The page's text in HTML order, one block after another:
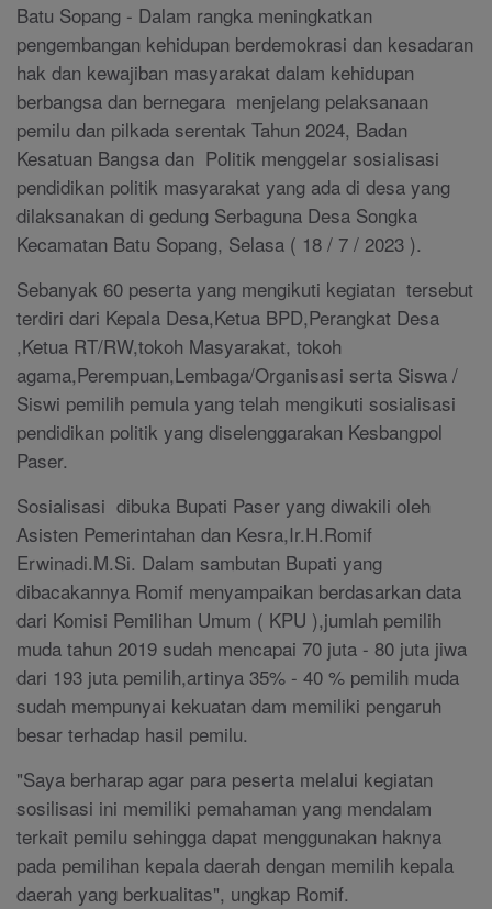
Batu Sopang - Dalam rangka meningkatkan
pengembangan kehidupan berdemokrasi dan kesadaran
hak dan kewajiban masyarakat dalam kehidupan
berbangsa dan bernegara menjelang pelaksanaan
pemilu dan pilkada serentak Tahun 2024, Badan
Kesatuan Bangsa dan Politik menggelar sosialisasi
pendidikan politik masyarakat yang ada di desa yang
dilaksanakan di gedung Serbaguna Desa Songka
Kecamatan Batu Sopang, Selasa ( 18 / 7 / 2023 ).
Sebanyak 60 peserta yang mengikuti kegiatan tersebut
terdiri dari Kepala Desa,Ketua BPD,Perangkat Desa
,Ketua RT/RW,tokoh Masyarakat, tokoh
agama,Perempuan,Lembaga/Organisasi serta Siswa /
Siswi pemilih pemula yang telah mengikuti sosialisasi
pendidikan politik yang diselenggarakan Kesbangpol
Paser.
Sosialisasi dibuka Bupati Paser yang diwakili oleh
Asisten Pemerintahan dan Kesra,Ir.H.Romif
Erwinadi.M.Si. Dalam sambutan Bupati yang
dibacakannya Romif menyampaikan berdasarkan data
dari Komisi Pemilihan Umum ( KPU ),jumlah pemilih
muda tahun 2019 sudah mencapai 70 juta - 80 juta jiwa
dari 193 juta pemilih,artinya 35% - 40 % pemilih muda
sudah mempunyai kekuatan dam memiliki pengaruh
besar terhadap hasil pemilu.
"Saya berharap agar para peserta melalui kegiatan
sosilisasi ini memiliki pemahaman yang mendalam
terkait pemilu sehingga dapat menggunakan haknya
pada pemilihan kepala daerah dengan memilih kepala
daerah yang berkualitas", ungkap Romif.